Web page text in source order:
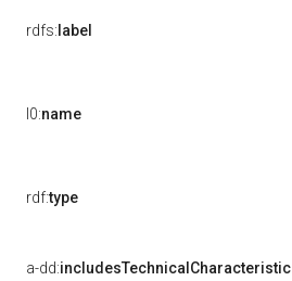
rdfs: label
l0:name
rdf:type
a-dd:includesTechnicalCharacteristic